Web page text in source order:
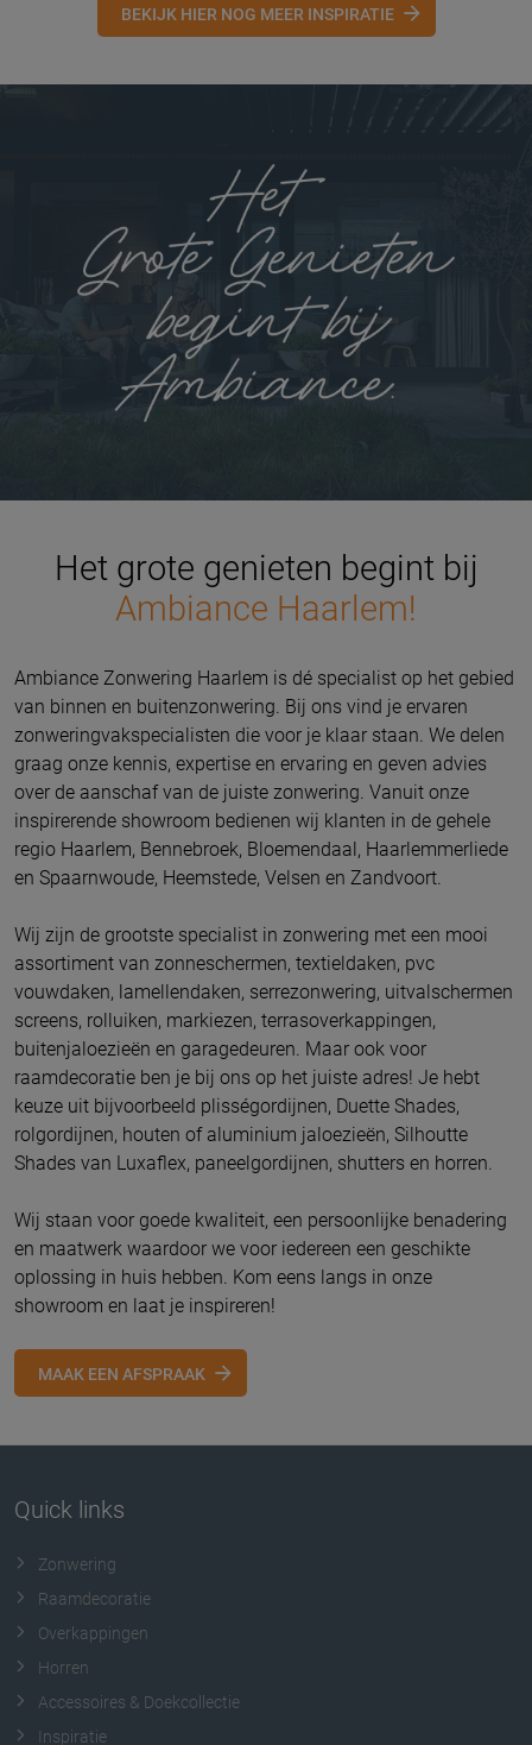
BEKIJK HIER NOG MEER INSPIRATIE
Het grote genieten begint bij
Ambiance Haarlem!
Ambiance Zonwering Haarlem is dé specialist op het gebied
van binnen en buitenzonwering. Bij ons vind je ervaren
zonweringvakspecialisten die voor je klaar staan. We delen
graag onze kennis, expertise en ervaring en geven advies
over de aanschaf van de juiste zonwering. Vanuit onze
inspirerende showroom bedienen wij klanten in de gehele
regio Haarlem, Bennebroek, Bloemendaal, Haarlemmerliede
en Spaarnwoude, Heemstede, Velsen en Zandvoort.
Wij zijn de grootste specialist in zonwering met een mooi
assortiment van zonneschermen, textieldaken, pvc
vouwdaken, lamellendaken, serrezonwering, uitvalschermen
screens, rolluiken, markiezen, terrasoverkappingen,
buitenjaloezieën en garagedeuren. Maar ook voor
raamdecoratie ben je bij ons op het juiste adres! Je hebt
keuze uit bijvoorbeeld plisségordijnen, Duette Shades,
rolgordijnen, houten of aluminium jaloezieën, Silhoutte
Shades van Luxaflex, paneelgordijnen, shutters en horren.
Wij staan voor goede kwaliteit, een persoonlijke benadering
en maatwerk waardoor we voor iedereen een geschikte
oplossing in huis hebben. Kom eens langs in onze
showroom en laat je inspireren!
MAAK EEN AFSPRAAK
Quick links
Zonwering
Raamdecoratie
Overkappingen
Horren
Accessoires & Doekcollectie
Inspiratie